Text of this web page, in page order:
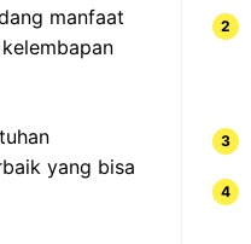
manfaat
yang bisa